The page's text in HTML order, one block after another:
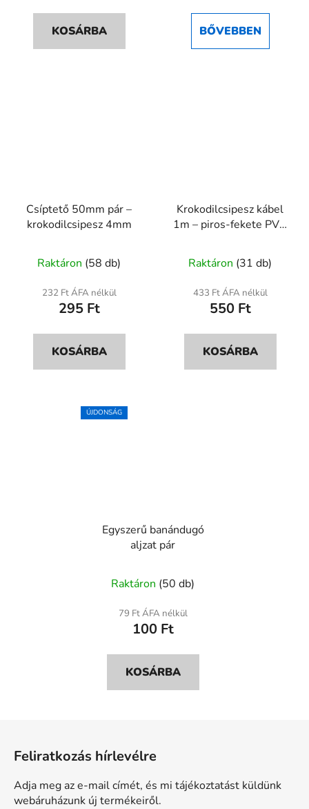
KOSÁRBA BŐVEBBEN
Csíptető 50mm pár –
krokodilcsipesz 4mm
Raktáron (58 db)
232 Ft ÁFA nélkül
295 Ft
KOSÁRBA
Krokodilcsipesz kábel
1m – piros-fekete PVC
Raktáron (31 db)
433 Ft ÁFA nélkül
550 Ft
KOSÁRBA
ÚJDONSÁG
Egyszerű banándugó
aljzat pár
Raktáron (50 db)
79 Ft ÁFA nélkül
100 Ft
KOSÁRBA
Feliratkozás hírlevélre
Adja meg az e-mail címét, és mi tájékoztatást küldünk
webáruházunk új termékeiről.